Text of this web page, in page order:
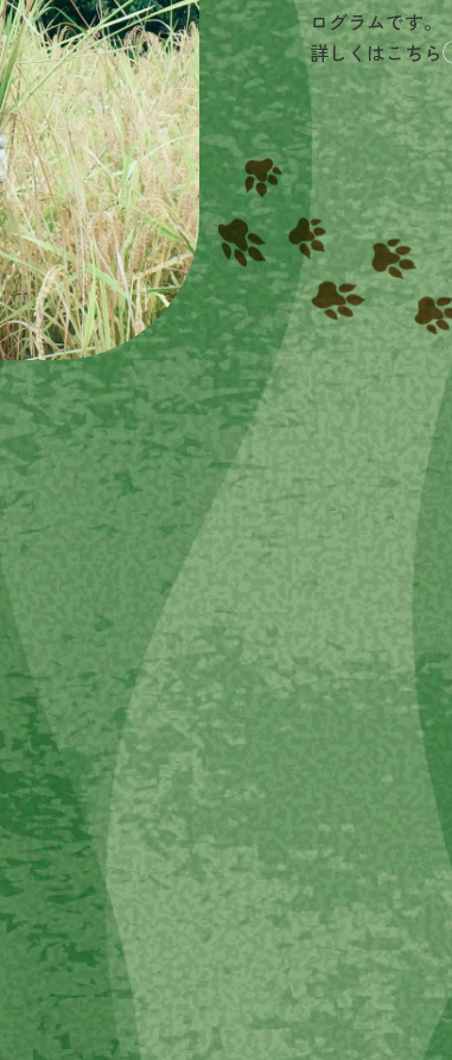
ログラムです。
詳しくはこちら